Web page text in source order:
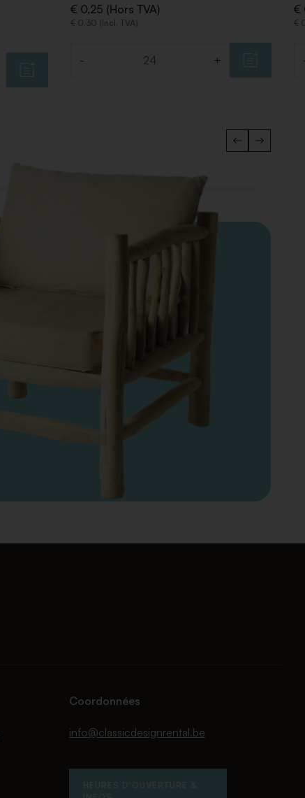
€ 0,25 (Hors TVA)
€ 0,30 (Incl. TVA)
- +
€
€
Coordonnées
info@classicdesignrental.be
HEURES D'OUVERTURE &